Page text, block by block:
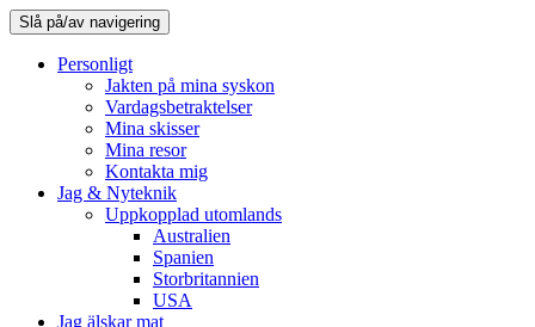
Slå på/av navigering
Personligt
Jakten på mina syskon
Vardagsbetraktelser
Mina skisser
Mina resor
Kontakta mig
Jag & Nyteknik
Uppkopplad utomlands
Australien
Spanien
Storbritannien
USA
Jag älskar mat